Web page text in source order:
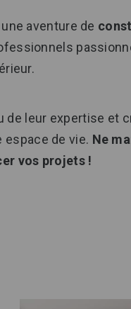
aventure de
de leur expertise et
de vie. Ne
vos projets !